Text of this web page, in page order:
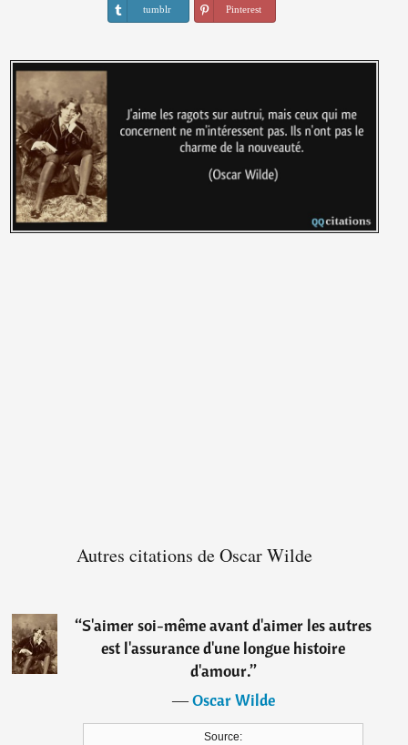
tumblr Pinterest
Autres citations de Oscar Wilde
“S'aimer soi-même avant d'aimer les autres
est l'assurance d'une longue histoire
d'amour.”
―Oscar Wilde
Source: